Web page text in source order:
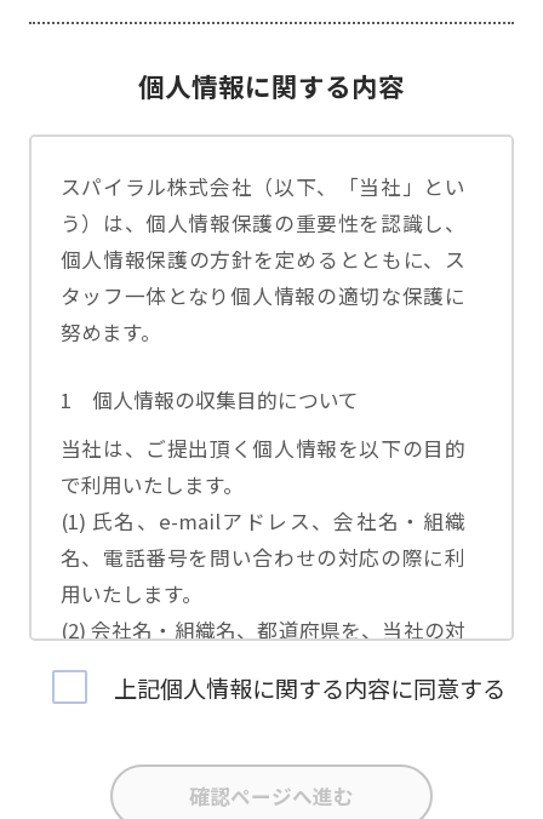
個人情報に関する内容
スパイラル株式会社（以下、「当社」とい
う）は、個人情報保護の重要性を認識し、
個人情報保護の方針を定めるとともに、ス
タッフ一体となり個人情報の適切な保護に
努めます。
1 個人情報の収集目的について
当社は、ご提出頂く個人情報を以下の目的
で利用いたします。
(1) 氏名、e-mailアドレス、会社名・組織
名、電話番号を問い合わせの対応の際に利
用いたします。
(2) 会社名・組織名、都道府県を、当社の対
応担当者の振り分けに利用いたします。
(3) お問合せ内容について集計分析を行い、
業活動の参考にいたします。
(4) 氏名、e-mailアドレス、会社名・組織
上記個人情報に関する内容に同意する